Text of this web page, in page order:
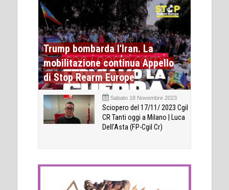
Trump bombarda l'Iran. La
mobilitazione continua Appello
di Stop Rearm Europe
Sabato 18 Novembre 2023
Sciopero del 17/11/ 2023 Cgil
CR Tanti oggi a Milano | Luca
Dell’Asta (FP-Cgil Cr)